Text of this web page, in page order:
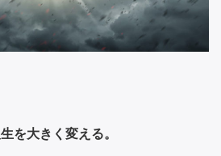
を大きく変える。